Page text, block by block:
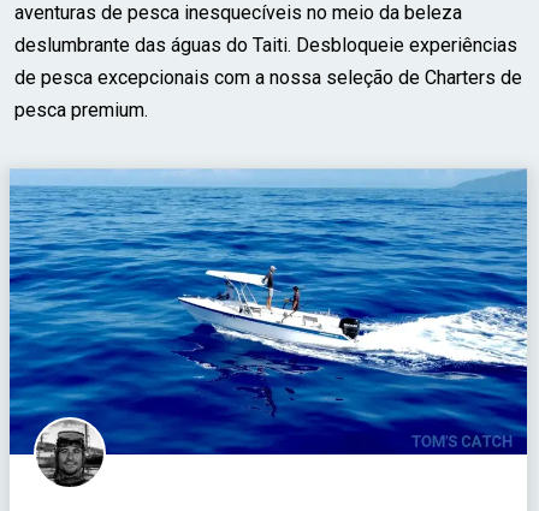
aventuras de pesca inesquecíveis no meio da beleza
deslumbrante das águas do Taiti. Desbloqueie experiências
de pesca excepcionais com a nossa seleção de Charters de
pesca premium.